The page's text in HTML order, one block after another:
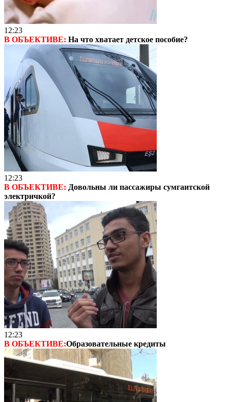
12:23
В ОБЪЕКТИВЕ: На что хватает детское пособие?
12:23
В ОБЪЕКТИВЕ: Довольны ли пассажиры сумгаитской
электричкой?
12:23
В ОБЪЕКТИВЕ:Образовательные кредиты